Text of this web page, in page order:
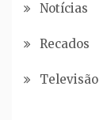
Notícias
Recados
Televisão